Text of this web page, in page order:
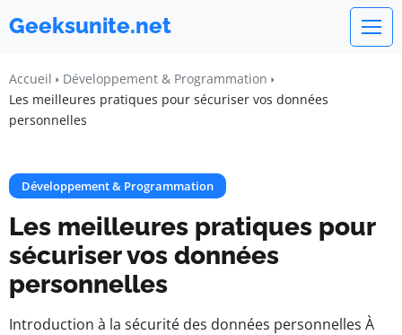
Geeksunite.net
Accueil
Développement & Programmation
Les meilleures pratiques pour sécuriser vos données
personnelles
Développement & Programmation
Les meilleures pratiques pour
sécuriser vos données
personnelles
Introduction à la sécurité des données personnelles À